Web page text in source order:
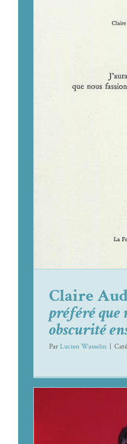
Claire
préféré que
obscurité
ParLucien Wasselin